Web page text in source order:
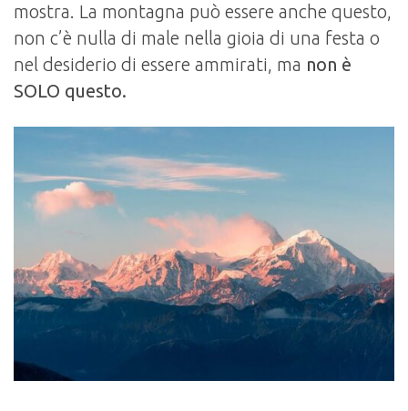
mostra. La montagna può essere anche questo,
non c’è nulla di male nella gioia di una festa o
nel desiderio di essere ammirati, ma non è
SOLO questo.